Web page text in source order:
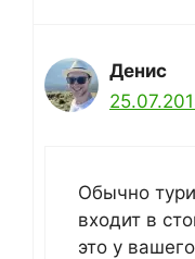
Денис
Обычно
входит в
это у